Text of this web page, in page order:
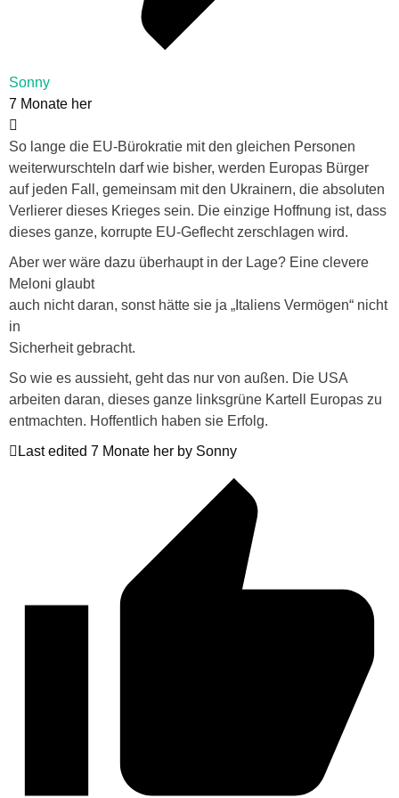
Sonny
7 Monate her
So lange die EU-Bürokratie mit den gleichen Personen
weiterwurschteln darf wie bisher, werden Europas Bürger
auf jeden Fall, gemeinsam mit den Ukrainern, die absoluten
Verlierer dieses Krieges sein. Die einzige Hoffnung ist, dass
dieses ganze, korrupte EU-Geflecht zerschlagen wird.
Aber wer wäre dazu überhaupt in der Lage? Eine clevere
Meloni glaubt
auch nicht daran, sonst hätte sie ja „Italiens Vermögen“ nicht
in
Sicherheit gebracht.
So wie es aussieht, geht das nur von außen. Die USA
arbeiten daran, dieses ganze linksgrüne Kartell Europas zu
entmachten. Hoffentlich haben sie Erfolg.
Last edited 7 Monate her by Sonny